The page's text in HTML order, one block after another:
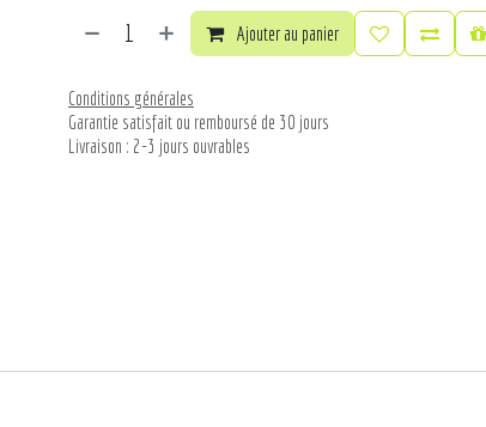
Ajouter au panier
Conditions générales
Garantie satisfait ou remboursé de 30 jours
Livraison : 2-3 jours ouvrables